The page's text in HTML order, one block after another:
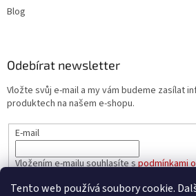
Tento web používá soubory cookie.
Blog
Odebírat newsletter
Vložte svůj e-mail a my vám budeme zasílat
produktech na našem e-shopu.
E-mail
Vložením e-mailu souhlasíte spodmínkami